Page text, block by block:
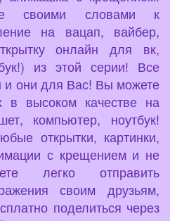
своими словами к
на вацап, вайбер,
онлайн для вк,
из этой серии! Все
и они для Вас! Вы можете
в высоком качестве на
компьютер, ноутбук!
открытки, картинки,
с крещением и не
легко отправить
своим друзьям,
поделиться через